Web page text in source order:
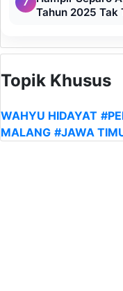
Tahun 2025 Tak
Topik Khusus
WAHYU HIDAYAT
MALANG #JAWA